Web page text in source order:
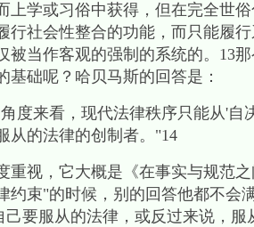
上学或习俗中获得，但在完全世
行社会性整合的功能，而只能履
被当作客观的强制的系统的。 13那
基础呢？哈贝马斯的回答是：
度来看，现代法律秩序只能从'自
的法律的创制者。 "14
视，它大概是《在事实与规范之
约束"的时候，别的回答他都不会
己要服从的法律，或反过来说，